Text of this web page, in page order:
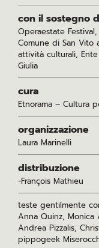
con il sostegno
Operaestate
Comune di San Vito
attività culturali,
Giulia
cura
Etnorama – Cultura
organizzazione
Laura Marinelli
distribuzione
-François Mathieu
teste gentilmente
Anna Quinz, Monica
Andrea Pizzalis,
pippogeek